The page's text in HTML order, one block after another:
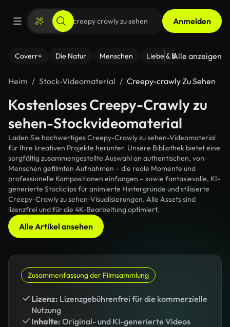
Anmelden
Coverr+ Die Natur Menschen Liebe & Beziehungen
Alle anzeigen
Heim Stock-Videomaterial Creepy-crawly Zu Sehen
Kostenloses Creepy-Crawly zu
sehen-Stockvideomaterial
Laden Sie hochwertiges Creepy-Crawly zu sehen-Videomaterial
für Ihre kreativen Projekte herunter. Unsere Bibliothek bietet eine
sorgfältig zusammengestellte Auswahl an authentischen, von
Menschen gefilmten Aufnahmen – die reale Momente und
professionelle Kompositionen einfangen – sowie fantasievolle, KI-
generierte Stockclips für animierte Hintergründe und stilisierte
Creepy-Crawly zu sehen-Visualisierungen. Alle Assets sind
lizenzfrei und für die 4K-Bearbeitung optimiert.
Alle Artikel ansehen
Zusammenfassung der Filmsammlung
Lizenz: Lizenzgebührenfrei für die kommerzielle
Nutzung
Inhalte: Original- und KI-generierte Videos